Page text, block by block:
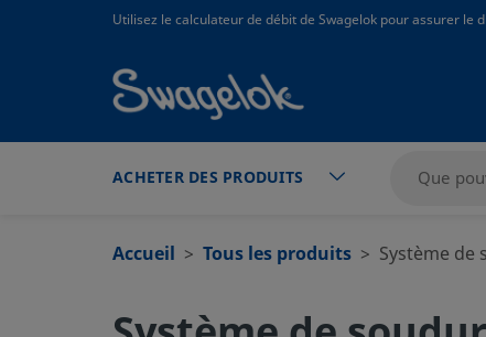
text.skipToContent
text.skipToNavigationUtilisez le calculateur de débit de Swagelok pour assurer le
ACHETER DES PRODUITS
Accueil Tous les produits Système de